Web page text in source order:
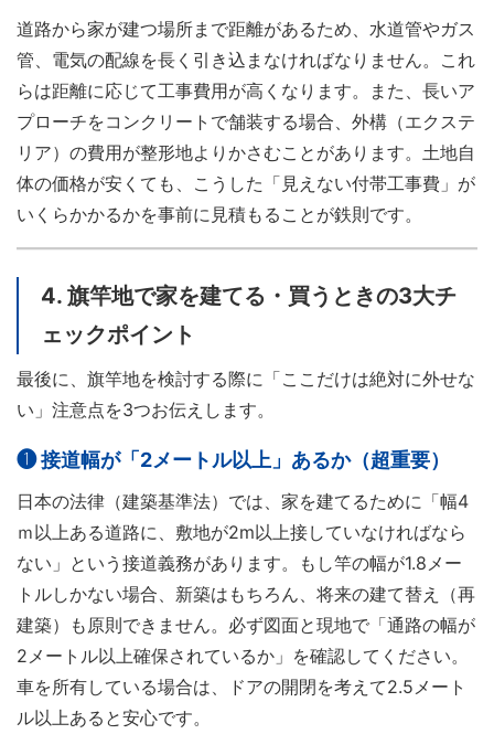
道路から家が建つ場所まで距離があるため、水道管やガス
管、電気の配線を長く引き込まなければなりません。これ
らは距離に応じて工事費用が高くなります。また、長いア
プローチをコンクリートで舗装する場合、外構（エクステ
リア）の費用が整形地よりかさむことがあります。土地自
体の価格が安くても、こうした「見えない付帯工事費」が
いくらかかるかを事前に見積もることが鉄則です。
4. 旗竿地で家を建てる・買うときの3大チ
ェックポイント
最後に、旗竿地を検討する際に「ここだけは絶対に外せな
い」注意点を3つお伝えします。
❶ 接道幅が「2メートル以上」あるか（超重要）
日本の法律（建築基準法）では、家を建てるために「幅4
ｍ以上ある道路に、敷地が2m以上接していなければなら
ない」という接道義務があります。もし竿の幅が1.8メー
トルしかない場合、新築はもちろん、将来の建て替え（再
建築）も原則できません。必ず図面と現地で「通路の幅が
2メートル以上確保されているか」を確認してください。
車を所有している場合は、ドアの開閉を考えて2.5メート
ル以上あると安心です。